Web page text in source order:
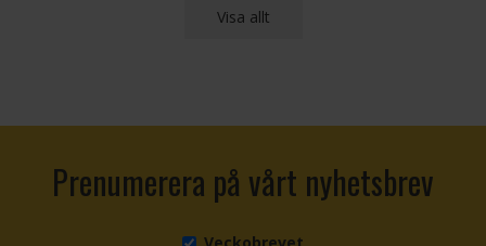
Visa allt
Prenumerera på vårt nyhetsbrev